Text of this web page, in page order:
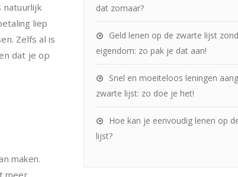
natuurlijk
liep
Zelfs al is
dat je op
maken.
meer
dat zomaar?
Geld lenen op de zwarte lijst
eigendom: zo pak je dat aan!
Snel en moeiteloos leningen
zwarte lijst: zo doe je het!
Hoe kan je eenvoudig lenen op
lijst?